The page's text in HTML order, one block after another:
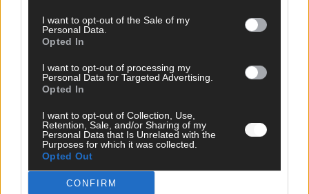
I want to opt-out of the Sale of my
Personal Data.
Opted In
I want to opt-out of processing my
Personal Data for Targeted Advertising.
Opted In
I want to opt-out of Collection, Use,
Retention, Sale, and/or Sharing of my
Personal Data that Is Unrelated with the
Purposes for which it was collected.
Opted Out
CONFIRM
Nachrichten
Wirtschaft
Ratgeber
Wissen
Kommentar
Streams & Storys